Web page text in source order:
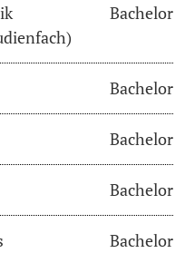
Bachelor
Bachelor
Bachelor
Bachelor
Bachelor